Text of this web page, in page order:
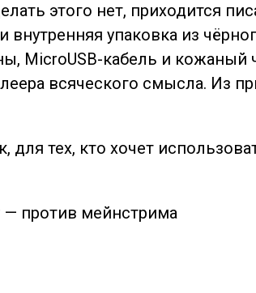
этого нет, приходится
упаковка из
MicroUSB-кабель и
всяческого смысла. Из
тех, кто хочет